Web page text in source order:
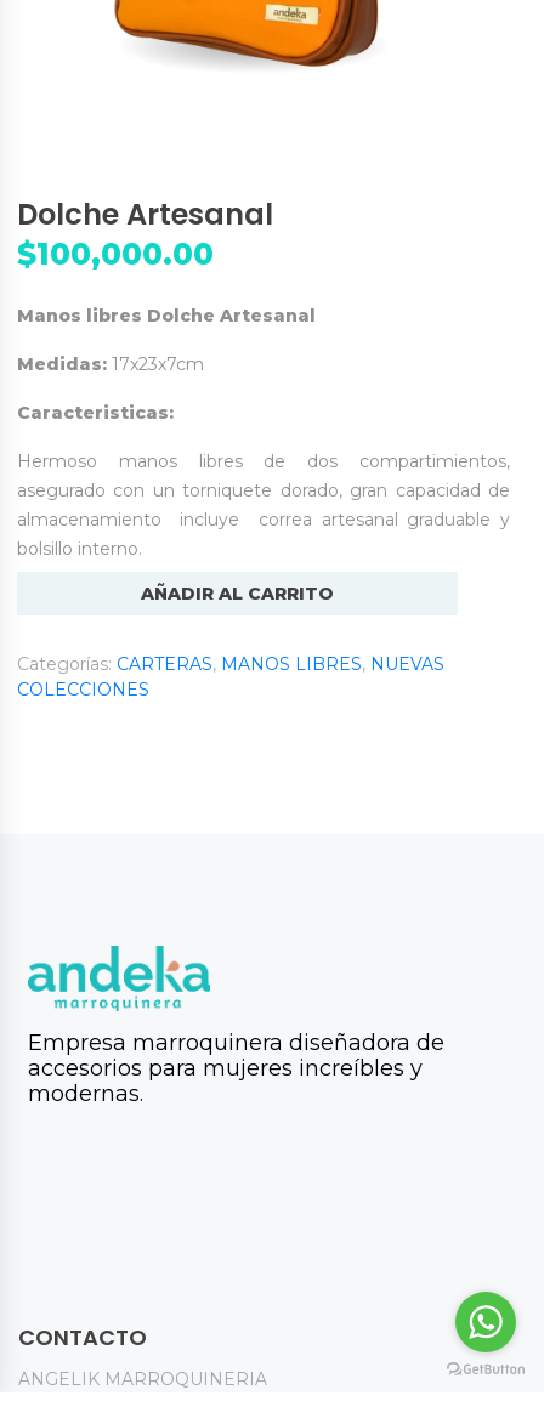
Dolche Artesanal
$100,000.00
Manos libres Dolche Artesanal
Medidas: 17x23x7cm
Caracteristicas:
Hermoso manos libres de dos compartimientos,
asegurado con un torniquete dorado, gran capacidad de
almacenamiento incluye correa artesanal graduable y
bolsillo interno.
AÑADIR AL CARRITO
Categorías: CARTERAS, MANOS LIBRES, NUEVAS
COLECCIONES
Empresa marroquinera diseñadora de
accesorios para mujeres increíbles y
modernas.
CONTACTO
ANGELIK MARROQUINERIA